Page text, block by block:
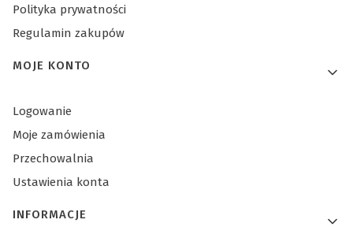
Polityka prywatności
Regulamin zakupów
MOJE KONTO
Logowanie
Moje zamówienia
Przechowalnia
Ustawienia konta
INFORMACJE